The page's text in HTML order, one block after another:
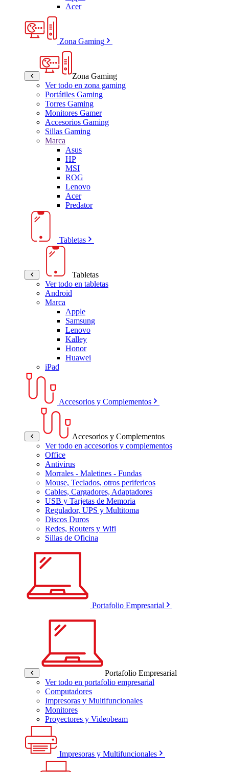
Acer
Zona Gaming
Zona Gaming
Ver todo en zona gaming
Portátiles Gaming
Torres Gaming
Monitores Gamer
Accesorios Gaming
Sillas Gaming
Marca
Asus
HP
MSI
ROG
Lenovo
Acer
Predator
Tabletas
Tabletas
Ver todo en tabletas
Android
Marca
Apple
Samsung
Lenovo
Kalley
Honor
Huawei
iPad
Accesorios y Complementos
Accesorios y Complementos
Ver todo en accesorios y complementos
Office
Antivirus
Morrales - Maletines - Fundas
Mouse, Teclados, otros perifericos
Cables, Cargadores, Adaptadores
USB y Tarjetas de Memoria
Regulador, UPS y Multitoma
Discos Duros
Redes, Routers y Wifi
Sillas de Oficina
Portafolio Empresarial
Portafolio Empresarial
Ver todo en portafolio empresarial
Computadores
Impresoras y Multifuncionales
Monitores
Proyectores y Videobeam
Impresoras y Multifuncionales